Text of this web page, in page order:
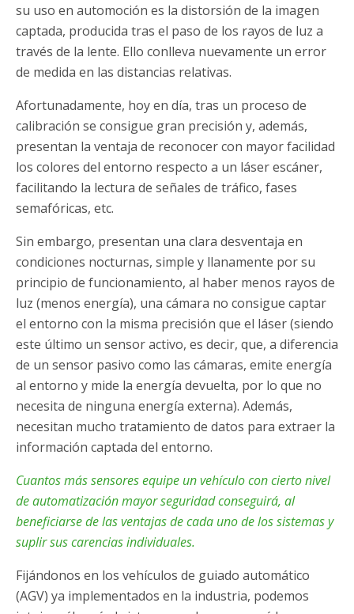
su uso en automoción es la distorsión de la imagen
captada, producida tras el paso de los rayos de luz a
través de la lente. Ello conlleva nuevamente un error
de medida en las distancias relativas.
Afortunadamente, hoy en día, tras un proceso de
calibración se consigue gran precisión y, además,
presentan la ventaja de reconocer con mayor facilidad
los colores del entorno respecto a un láser escáner,
facilitando la lectura de señales de tráfico, fases
semafóricas, etc.
Sin embargo, presentan una clara desventaja en
condiciones nocturnas, simple y llanamente por su
principio de funcionamiento, al haber menos rayos de
luz (menos energía), una cámara no consigue captar
el entorno con la misma precisión que el láser (siendo
este último un sensor activo, es decir, que, a diferencia
de un sensor pasivo como las cámaras, emite energía
al entorno y mide la energía devuelta, por lo que no
necesita de ninguna energía externa). Además,
necesitan mucho tratamiento de datos para extraer la
información captada del entorno.
Cuantos más sensores equipe un vehículo con cierto nivel
de automatización mayor seguridad conseguirá, al
beneficiarse de las ventajas de cada uno de los sistemas y
suplir sus carencias individuales.
Fijándonos en los vehículos de guiado automático
(AGV) ya implementados en la industria, podemos